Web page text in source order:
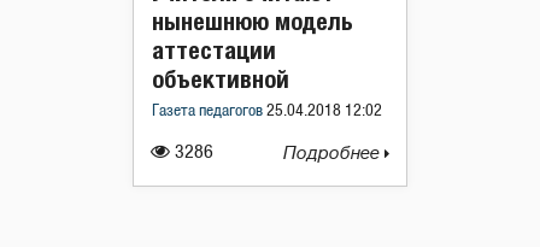
3286
нынешнюю модель
аттестации
объективной
Газета педагогов 25.04.2018 12:02
Подробнее